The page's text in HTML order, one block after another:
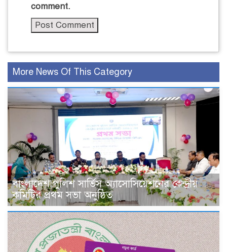
comment.
More News Of This Category
বাংলাদেশ পুলিশ সার্ভিস অ্যাসোসিয়েশনের কেন্দ্রীয়
কমিটির প্রথম সভা অনুষ্ঠিত